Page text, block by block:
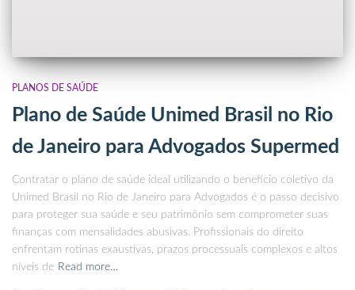
PLANOS DE SAÚDE
Plano de Saúde Unimed Brasil no Rio
de Janeiro para Advogados Supermed
Contratar o plano de saúde ideal utilizando o benefício coletivo da
Unimed Brasil no Rio de Janeiro para Advogados é o passo decisivo
para proteger sua saúde e seu patrimônio sem comprometer suas
finanças com mensalidades abusivas. Profissionais do direito
enfrentam rotinas exaustivas, prazos processuais complexos e altos
níveis de Read more…